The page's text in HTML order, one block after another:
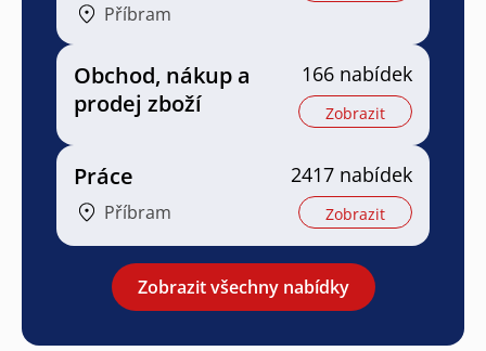
Příbram
Obchod, nákup a
prodej zboží
166 nabídek
Zobrazit
Práce
Příbram
2417 nabídek
Zobrazit
Zobrazit všechny nabídky